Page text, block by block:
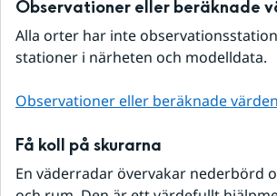
Observationer eller beräknade
Alla orter har inte
stationer i närheten och modelldata.
Observationer eller beräknade
Få koll på skurarna
En väderradar övervakar nederbörd